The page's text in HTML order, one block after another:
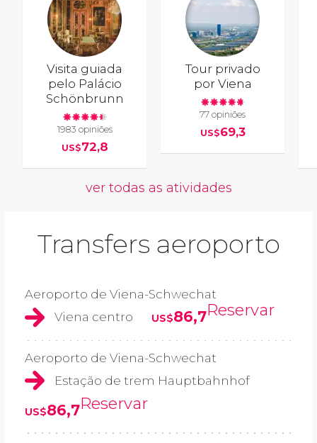
Visita guiada
pelo Palácio
Schönbrunn
1983 opiniões
US$72,8
Tour privado
por Viena
77 opiniões
US$69,3
ver todas as atividades
Transfers aeroporto
Aeroporto de Viena-Schwechat
Viena centro
US$86,7Reservar
Aeroporto de Viena-Schwechat
Estação de trem Hauptbahnhof
US$86,7Reservar